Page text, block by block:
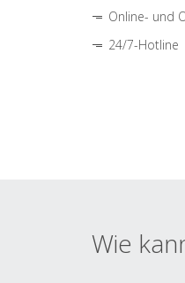
Online- und
24/7-Hotline
Wie